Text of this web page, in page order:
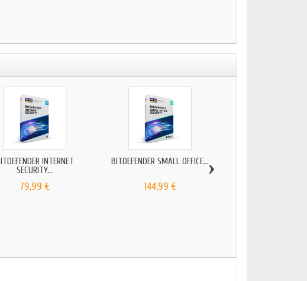
INTERNET
SECURITY...
79,99 €
BITDEFENDER SMALL OFFICE...
144,99 €
›